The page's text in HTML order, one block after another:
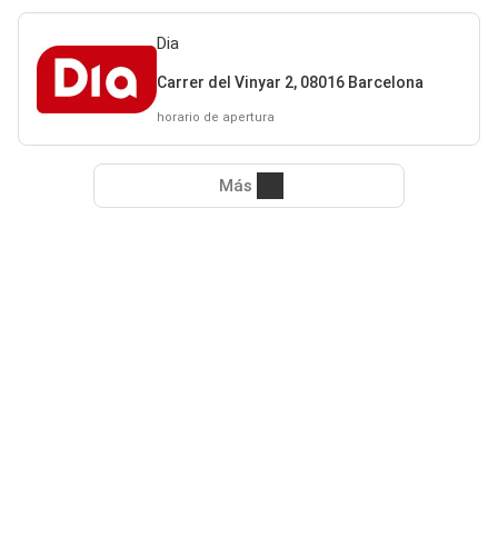
Dia
Carrer del Vinyar 2, 08016 Barcelona
horario de apertura
Más